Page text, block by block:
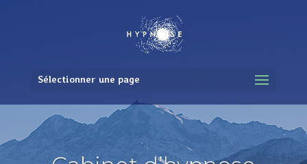
Sélectionner une page